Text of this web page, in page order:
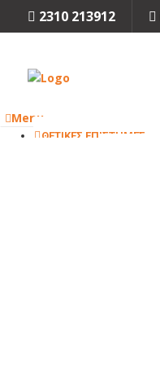
2310 213912
Menu
ΘΕΤΙΚΕΣ ΕΠΙΣΤΗΜΕΣ